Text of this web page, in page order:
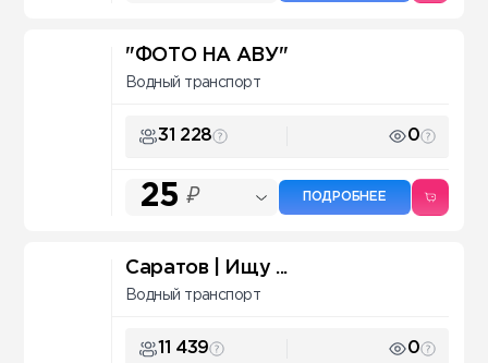
"ФОТО НА АВУ"
Водный транспорт
31 228 0
25 ₽ ПОДРОБНЕЕ
Саратов | Ищу ...
Водный транспорт
11 439 0